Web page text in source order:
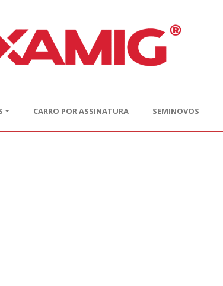
CARRO POR ASSINATURA SEMINOVOS